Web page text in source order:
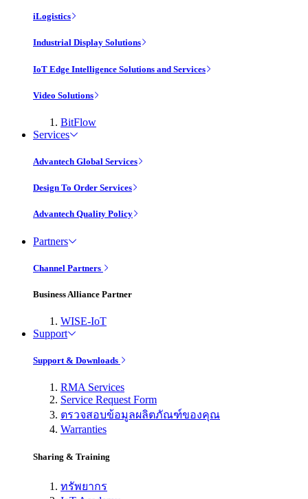
iLogistics
Industrial Display Solutions
IoT Edge Intelligence Solutions and Services
Video Solutions
BitFlow
Services
Advantech Global Services
Design To Order Services
Advantech Quality Policy
Partners
Channel Partners
Business Alliance Partner
WISE-IoT
Support
Support & Downloads
RMA Services
Service Request Form
ตรวจสอบข้อมูลผลิตภัณฑ์ของคุณ
Warranties
Sharing & Training
ทรัพยากร